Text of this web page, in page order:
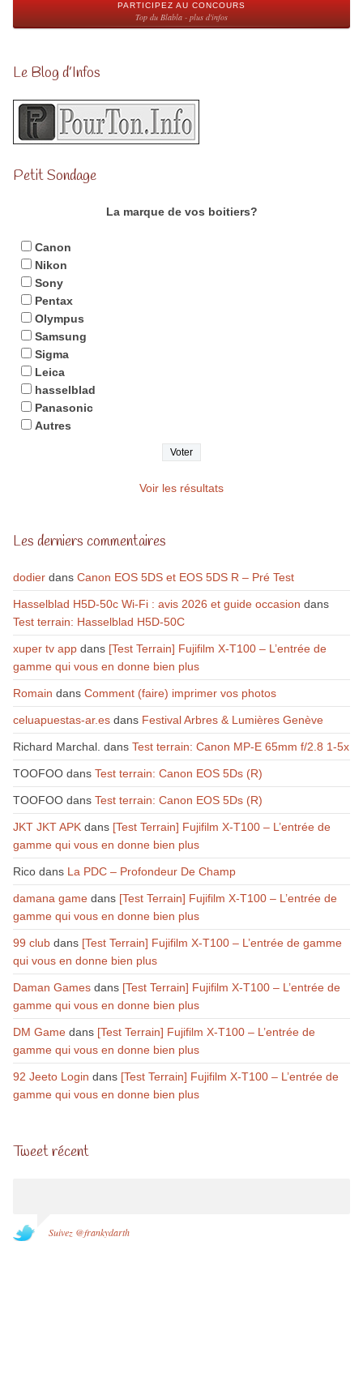
PARTICIPEZ AU CONCOURS
Top du Blabla - plus d'infos
Le Blog d’Infos
Petit Sondage
La marque de vos boitiers?
Canon
Nikon
Sony
Pentax
Olympus
Samsung
Sigma
Leica
hasselblad
Panasonic
Autres
Voir les résultats
Les derniers commentaires
dodierdans Canon EOS 5DS et EOS 5DS R – Pré Test
Hasselblad H5D-50c Wi-Fi : avis 2026 et guide occasion dans
Test terrain: Hasselblad H5D-50C
xuper tv appdans [Test Terrain] Fujifilm X-T100 – L’entrée de
gamme qui vous en donne bien plus
Romain dans Comment (faire) imprimer vos photos
celuapuestas-ar.esdans Festival Arbres & Lumières Genève
Richard Marchal. dans Test terrain: Canon MP-E 65mm f/2.8 1-5x
TOOFOOdans Test terrain: Canon EOS 5Ds (R)
TOOFOOdans Test terrain: Canon EOS 5Ds (R)
JKT JKT APKdans [Test Terrain] Fujifilm X-T100 – L’entrée de
gamme qui vous en donne bien plus
Ricodans La PDC – Profondeur De Champ
damana gamedans [Test Terrain] Fujifilm X-T100 – L’entrée de
gamme qui vous en donne bien plus
99 clubdans [Test Terrain] Fujifilm X-T100 – L’entrée de gamme
qui vous en donne bien plus
Daman Gamesdans [Test Terrain] Fujifilm X-T100 – L’entrée de
gamme qui vous en donne bien plus
DM Gamedans [Test Terrain] Fujifilm X-T100 – L’entrée de
gamme qui vous en donne bien plus
92 Jeeto Login dans [Test Terrain] Fujifilm X-T100 – L’entrée de
gamme qui vous en donne bien plus
Tweet récent
Suivez @frankydarth